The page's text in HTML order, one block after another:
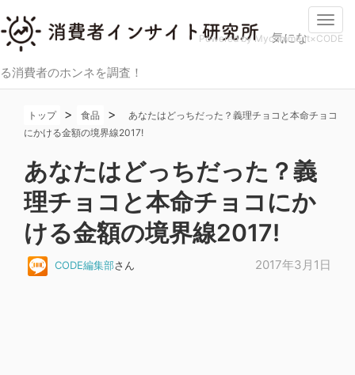
気にな
る消費者のホンネを調査！
Powered by Mycomment×CODE
トップ > 食品 >
あなたはどっちだった？義理チョコと本命チョコ
にかける金額の境界線2017!
あなたはどっちだった？義
理チョコと本命チョコにか
ける金額の境界線2017!
CODE編集部さん 2017年3月1日